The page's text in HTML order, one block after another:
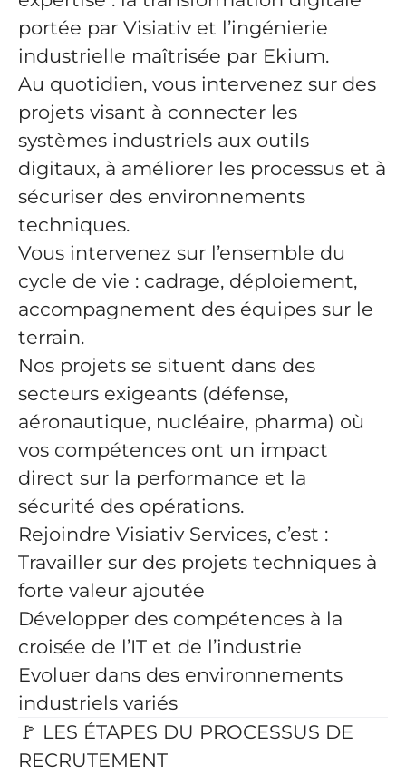
portée par Visiativ et l’ingénierie
industrielle maîtrisée par Ekium.
Au quotidien, vous intervenez sur des
projets visant à connecter les
systèmes industriels aux outils
digitaux, à améliorer les processus et à
sécuriser des environnements
techniques.
Vous intervenez sur l’ensemble du
cycle de vie : cadrage, déploiement,
accompagnement des équipes sur le
terrain.
Nos projets se situent dans des
secteurs exigeants (défense,
aéronautique, nucléaire, pharma) où
vos compétences ont un impact
direct sur la performance et la
sécurité des opérations.
Rejoindre Visiativ Services, c’est :
Travailler sur des projets techniques à
forte valeur ajoutée
Développer des compétences à la
croisée de l’IT et de l’industrie
Evoluer dans des environnements
industriels variés
🚩 LES ÉTAPES DU PROCESSUS DE
RECRUTEMENT